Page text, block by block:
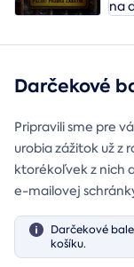
Darčekové
Pripravili sme pre
urobia zážitok už z
ktorékoľvek z nich
e-mailovej
Darčekové
košíku.